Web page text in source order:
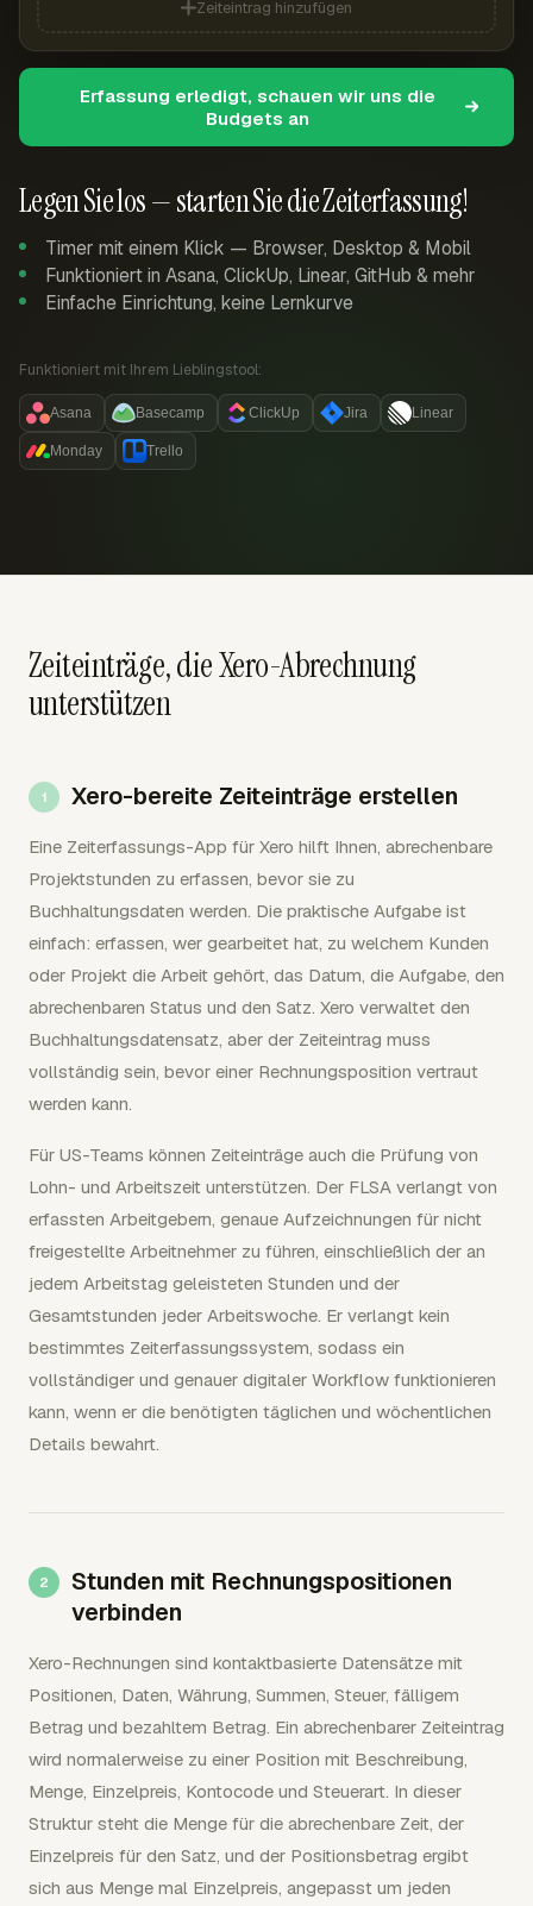
Legen Sie los — starten Sie die Zeiterfassung!
Timer mit einem Klick — Browser, Desktop & Mobil
Funktioniert in Asana, ClickUp, Linear, GitHub & mehr
Einfache Einrichtung, keine Lernkurve
Funktioniert mit Ihrem Lieblingstool:
Asana Basecamp ClickUp Jira Linear
Monday Trello
Zeiteintrag hinzufügen
Erfassung erledigt, schauen wir uns die
Budgets an
Zeiteinträge, die Xero-Abrechnung
unterstützen
Xero-bereite Zeiteinträge erstellen
Eine Zeiterfassungs-App für Xero hilft Ihnen, abrechenbare
Projektstunden zu erfassen, bevor sie zu
Buchhaltungsdaten werden. Die praktische Aufgabe ist
einfach: erfassen, wer gearbeitet hat, zu welchem Kunden
oder Projekt die Arbeit gehört, das Datum, die Aufgabe, den
abrechenbaren Status und den Satz. Xero verwaltet den
Buchhaltungsdatensatz, aber der Zeiteintrag muss
vollständig sein, bevor einer Rechnungsposition vertraut
werden kann.
Für US-Teams können Zeiteinträge auch die Prüfung von
Lohn- und Arbeitszeit unterstützen. Der FLSA verlangt von
erfassten Arbeitgebern, genaue Aufzeichnungen für nicht
freigestellte Arbeitnehmer zu führen, einschließlich der an
jedem Arbeitstag geleisteten Stunden und der
Gesamtstunden jeder Arbeitswoche. Er verlangt kein
bestimmtes Zeiterfassungssystem, sodass ein
vollständiger und genauer digitaler Workflow funktionieren
kann, wenn er die benötigten täglichen und wöchentlichen
Details bewahrt.
Stunden mit Rechnungspositionen
verbinden
Xero-Rechnungen sind kontaktbasierte Datensätze mit
Positionen, Daten, Währung, Summen, Steuer, fälligem
Betrag und bezahltem Betrag. Ein abrechenbarer Zeiteintrag
wird normalerweise zu einer Position mit Beschreibung,
Menge, Einzelpreis, Kontocode und Steuerart. In dieser
Struktur steht die Menge für die abrechenbare Zeit, der
Einzelpreis für den Satz, und der Positionsbetrag ergibt
sich aus Menge mal Einzelpreis, angepasst um jeden